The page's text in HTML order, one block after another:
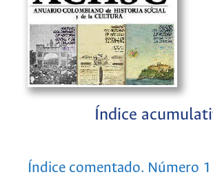
Índice
Índice comentado. Número